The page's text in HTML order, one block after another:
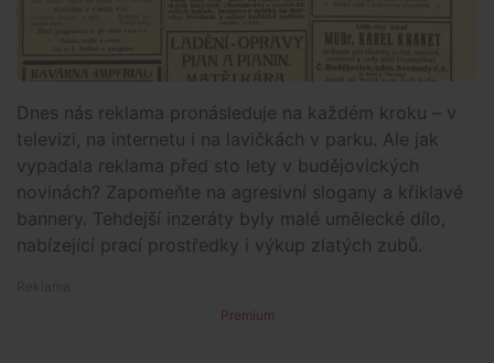
Dnes nás reklama pronásleduje na každém kroku – v
televizi, na internetu i na lavičkách v parku. Ale jak
vypadala reklama před sto lety v budějovických
novinách? Zapomeňte na agresivní slogany a křiklavé
bannery. Tehdejší inzeráty byly malé umělecké dílo,
nabízející prací prostředky i výkup zlatých zubů.
Premium